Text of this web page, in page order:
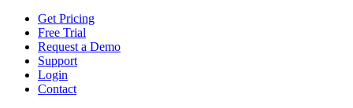
Get Pricing
Free Trial
Request a Demo
Support
Login
Contact